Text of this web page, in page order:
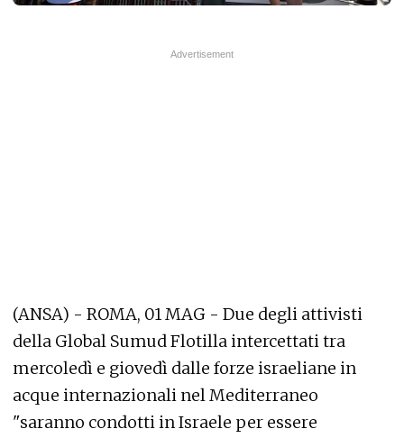
(ANSA) - ROMA, 01 MAG - Due degli attivisti
della Global Sumud Flotilla intercettati tra
mercoledì e giovedì dalle forze israeliane in
acque internazionali nel Mediterraneo
"saranno condotti in Israele per essere